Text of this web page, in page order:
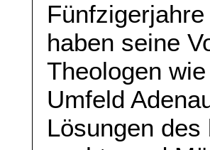
haben seine
Theologen
Umfeld
Lösungen